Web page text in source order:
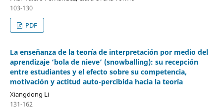
103-130
PDF
La enseñanza de la teoría de interpretación por medio del
aprendizaje ‘bola de nieve’ (snowballing): su recepción
entre estudiantes y el efecto sobre su competencia,
motivación y actitud auto-percibida hacia la teoría
Xiangdong Li
131-162